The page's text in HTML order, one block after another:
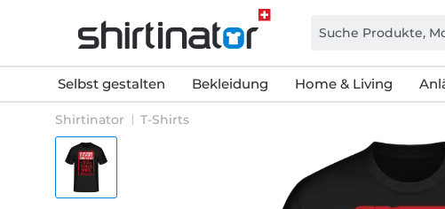
Selbst gestalten Bekleidung Home & Living
Shirtinator T-Shirts